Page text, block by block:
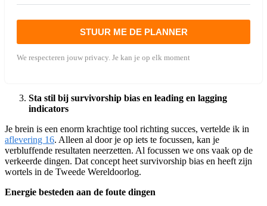
STUUR ME DE PLANNER
We respecteren jouw privacy. Je kan je op elk moment
Sta stil bij survivorship bias en leading en lagging
indicators
Je brein is een enorm krachtige tool richting succes, vertelde ik in
aflevering 16. Alleen al door je op iets te focussen, kan je
verbluffende resultaten neerzetten. Al focussen we ons vaak op de
verkeerde dingen. Dat concept heet survivorship bias en heeft zijn
wortels in de Tweede Wereldoorlog.
Energie besteden aan de foute dingen